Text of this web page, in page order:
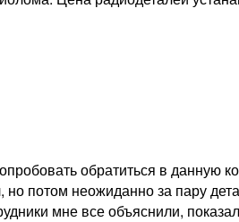
обратиться в данную
потом неожиданно за пару
мне все объяснили,